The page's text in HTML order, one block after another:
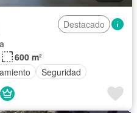
Destacado
600 m²
Seguridad